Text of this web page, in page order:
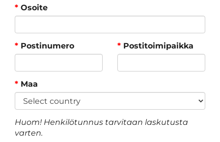
* Osoite
* Postinumero * Postitoimipaikka
* Maa
Huom! Henkilötunnus tarvitaan laskutusta
varten.